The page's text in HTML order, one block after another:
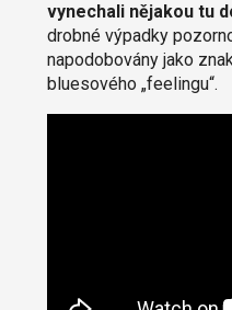
vynechali nějakou tu
drobné výpadky
napodobovány jako
bluesového „feelingu“.